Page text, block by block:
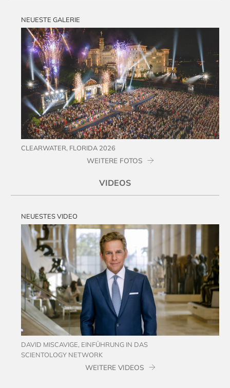
NEUESTE GALERIE
CLEARWATER, FLORIDA 2026
WEITERE FOTOS
VIDEOS
NEUESTES VIDEO
DAVID MISCAVIGE, EINFÜHRUNG IN DAS
SCIENTOLOGY NETWORK
WEITERE VIDEOS